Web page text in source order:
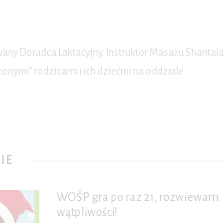
Doradca Laktacyjny. Instruktor Masażu Shantala.
rodzicami i ich dziećmi na oddziale
WOŚP gra po raz 21, rozwiewam
wątpliwości!